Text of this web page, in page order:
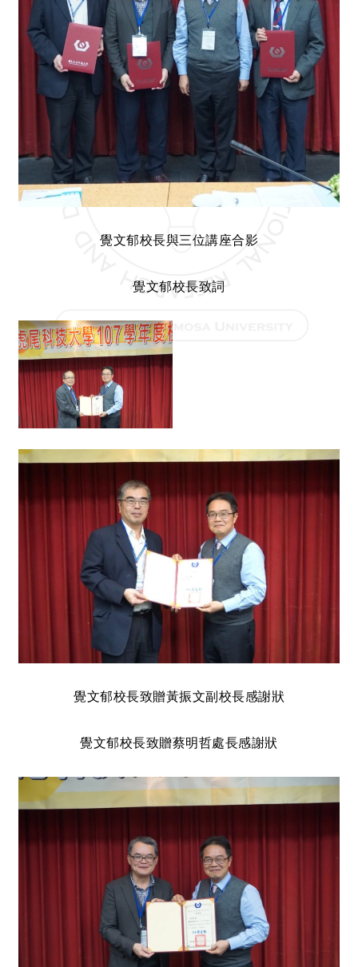
覺文郁校長與三位講座合影
覺文郁校長致詞
覺文郁校長致贈黃振文副校長感謝狀
覺文郁校長致贈蔡明哲處長感謝狀